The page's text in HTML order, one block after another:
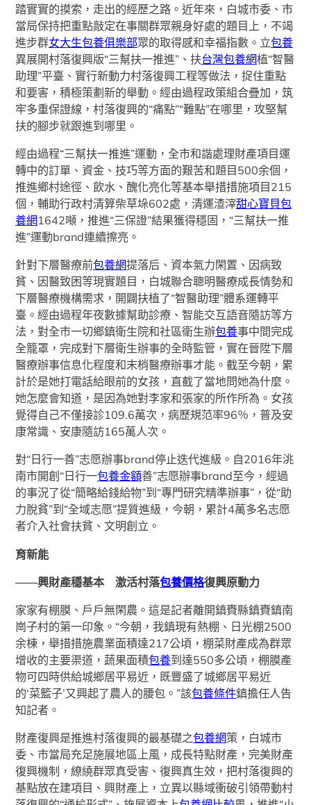
踏實實的摸索，走出的經歷之路。近年來，白城市委、市
當局保持把重點敲定在事關群眾親身好處的題目上，不竭
進步群女大生包養俱樂部眾的取得感和幸福指數。立包養
異展開村落復興版“三幫扶一推進”、扶台灣包養網植“智醫
助理”平臺、實行新動力村落復興工程等做法，捉住重點
和要害，積極策劃新的舉動。經由過程政策組合疊加，筑
牢多重保證線，村落復興的“痛點”“難點”在哪里，攻堅幫
扶的腳步就跟進到哪里。
經由過程“三幫扶一推進”運動，全市和諧處理財產項目運
轉中的訂單、資金、技巧等方面的艱苦和題目500余個，
推進鄉村途徑、飲水、醜化亮化等基本舉措措施項目215
個，輔助行政村清算柴草垛602處，清運渣滓甜心寶貝包
養網1642噸，推進“三保證”結果獲得穩固，“三幫扶一推
進”運動brand連續擦亮。
針對下層醫療前包養網提落后、資本氣力閑置、因病致
貧、因醫致困等現實題目，白城聯合聰明醫療成長情勢和
下層醫療機構需求，開闢扶植了“智醫助理”體系運轉平
臺。經由過程年夜數據幫助診療、智能交互語音隨訪等方
法，對全市一切鄉鎮衛生院和社區衛生辦包養事中間完成
全籠罩，完成對下層衛生辦事的全時監管，實在晉陞下層
醫療辦事信息化程度和末梢醫療辦事才能。截至今朝，累
計於是她打電話給眼前的女孩，直截了當地問她為什麼。
她怎麼會知道，是因為她對李家和張家的所作所為。女孩
覺得自己不僅接診109.6萬次，病歷規范率96％，普及安
康常識、安康隨訪165萬人次。
對“日行一善”志愿辦事brand停止迭代進級。自2016年洮
南市開創“日行一包養金額善”志愿辦事brand至今，經過
的事況了從“簡略給錢給物”到“專門研究精準辦事”，從“助
力脫貧”到“全域志愿”提質進級，今朝，累計4萬多名志愿
者介入社會扶貧、文明創立。
育新能
——興財產穩基本 激活村落包養價格復興原動力
家家有棚膜、戶戶無閑農。這是記者離開鎮賚縣鎮賚鎮南
崗子村的第一印象。“今朝，我鎮現有熱棚、日光棚2500
余棟，舉措措施農業面積達217公頃，棚菜財產成為群眾
增收的主要渠道，蔬果面積包養到達550多公頃，棚膜產
物可四時供給城鄉居平易近，既豐盛了城鄉居平易近
的‘菜籃子’又興起了農人的腰包。”該包養條件鎮擔任人告
知記者。
財產復興是推進村落復興的最基礎之包養網策，白城市
委、市當局充足施展地區上風，成長特點財產，完美財產
復興機制，繚繞群眾真受害、復興真生效，把村落復興的
基點放在建項目、興財產上，立異以縣域衝破引領帶動村